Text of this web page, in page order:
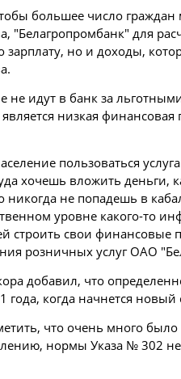
большее число граждан
"Белагропромбанк" для
но и доходы,
не идут в банк за
низкая финансовая
пользоваться
хочешь вложить деньги,
не попадешь в
уровне какого-то
строить свои финансовые
розничных услуг ОАО
добавил, что
когда начнется новый
что очень много
нормы Указа № 302 не